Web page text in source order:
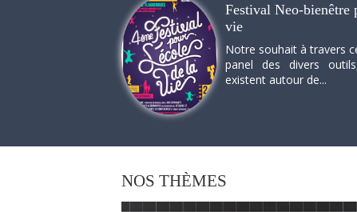
Festival Neo-bienêtre
vie
Notre souhait à travers
panel des divers
existent autour de...
NOS THÈMES